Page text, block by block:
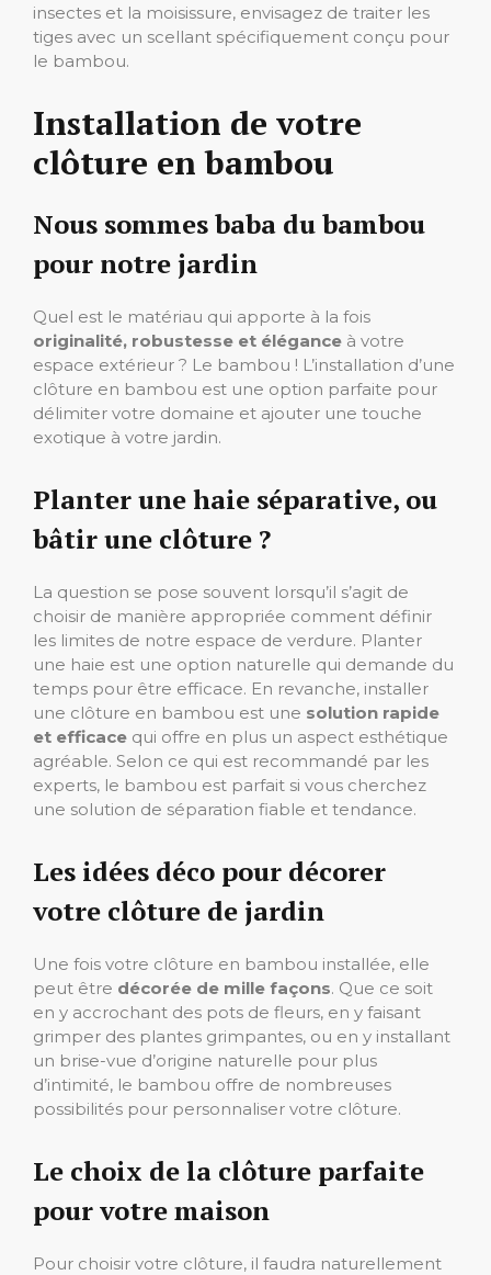
insectes et la moisissure, envisagez de traiter les
tiges avec un scellant spécifiquement conçu pour
le bambou.
Installation de votre
clôture en bambou
Nous sommes baba du bambou
pour notre jardin
Quel est le matériau qui apporte à la fois
originalité, robustesse et élégance à votre
espace extérieur ? Le bambou ! L’installation d’une
clôture en bambou est une option parfaite pour
délimiter votre domaine et ajouter une touche
exotique à votre jardin.
Planter une haie séparative, ou
bâtir une clôture ?
La question se pose souvent lorsqu’il s’agit de
choisir de manière appropriée comment définir
les limites de notre espace de verdure. Planter
une haie est une option naturelle qui demande du
temps pour être efficace. En revanche, installer
une clôture en bambou est une solution rapide
et efficace qui offre en plus un aspect esthétique
agréable. Selon ce qui est recommandé par les
experts, le bambou est parfait si vous cherchez
une solution de séparation fiable et tendance.
Les idées déco pour décorer
votre clôture de jardin
Une fois votre clôture en bambou installée, elle
peut être décorée de mille façons. Que ce soit
en y accrochant des pots de fleurs, en y faisant
grimper des plantes grimpantes, ou en y installant
un brise-vue d’origine naturelle pour plus
d’intimité, le bambou offre de nombreuses
possibilités pour personnaliser votre clôture.
Le choix de la clôture parfaite
pour votre maison
Pour choisir votre clôture, il faudra naturellement